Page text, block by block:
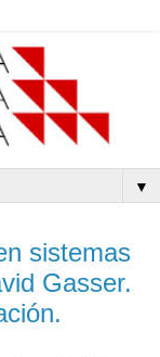
▼
sistemas
Gasser.